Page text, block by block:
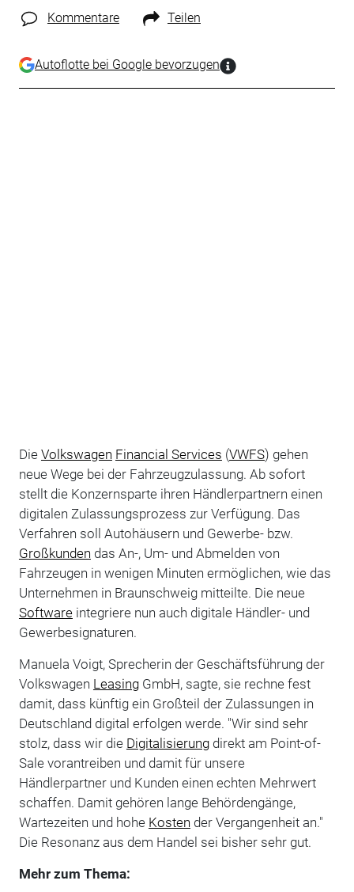
Kommentare Teilen
Autoflotte bei Google bevorzugen
Die Volkswagen Financial Services (VWFS) gehen
neue Wege bei der Fahrzeugzulassung. Ab sofort
stellt die Konzernsparte ihren Händlerpartnern einen
digitalen Zulassungsprozess zur Verfügung. Das
Verfahren soll Autohäusern und Gewerbe- bzw.
Großkunden das An-, Um- und Abmelden von
Fahrzeugen in wenigen Minuten ermöglichen, wie das
Unternehmen in Braunschweig mitteilte. Die neue
Softwareintegriere nun auch digitale Händler- und
Gewerbesignaturen.
Manuela Voigt, Sprecherin der Geschäftsführung der
Volkswagen LeasingGmbH, sagte, sie rechne fest
damit, dass künftig ein Großteil der Zulassungen in
Deutschland digital erfolgen werde. "Wir sind sehr
stolz, dass wir die Digitalisierungdirekt am Point-of-
Sale vorantreiben und damit für unsere
Händlerpartner und Kunden einen echten Mehrwert
schaffen. Damit gehören lange Behördengänge,
Wartezeiten und hohe Kosten der Vergangenheit an."
Die Resonanz aus dem Handel sei bisher sehr gut.
Mehr zum Thema: